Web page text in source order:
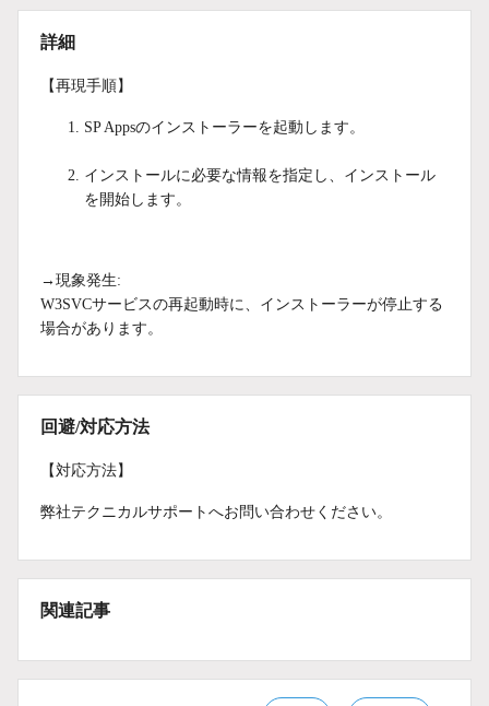
詳細
【再現手順】
SP Appsのインストーラーを起動します。
インストールに必要な情報を指定し、インストール
を開始します。
→現象発生:
W3SVCサービスの再起動時に、インストーラーが停止する
場合があります。
回避/対応方法
【対応方法】
弊社テクニカルサポートへお問い合わせください。
関連記事